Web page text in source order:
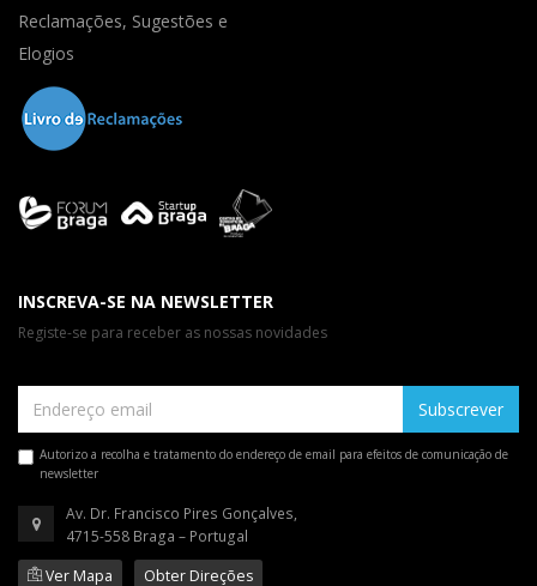
Reclamações, Sugestões e
Elogios
INSCREVA-SE NA NEWSLETTER
Registe-se para receber as nossas novidades
Subscrever
Autorizo a recolha e tratamento do endereço de email para efeitos de comunicação de
newsletter
Av. Dr. Francisco Pires Gonçalves,
4715-558 Braga – Portugal
Ver Mapa
Obter Direções